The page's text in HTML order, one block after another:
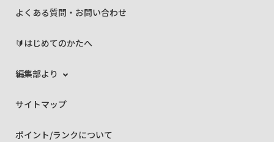
よくある質問・お問い合わせ
🔰はじめてのかたへ
編集部より
サイトマップ
ポイント/ランクについて